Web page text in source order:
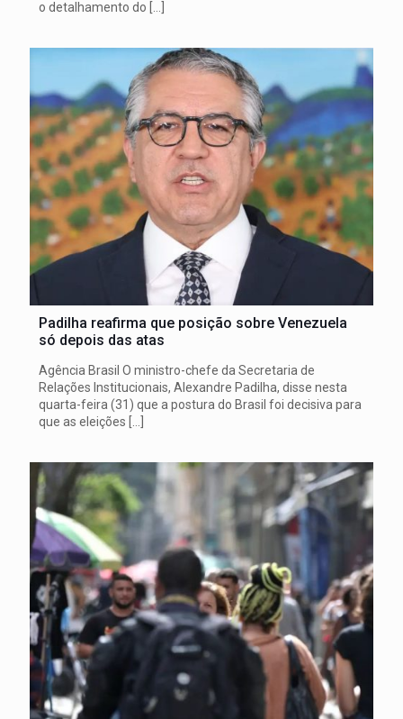
o detalhamento do […]
Padilha reafirma que posição sobre Venezuela
só depois das atas
Agência Brasil O ministro-chefe da Secretaria de
Relações Institucionais, Alexandre Padilha, disse nesta
quarta-feira (31) que a postura do Brasil foi decisiva para
que as eleições